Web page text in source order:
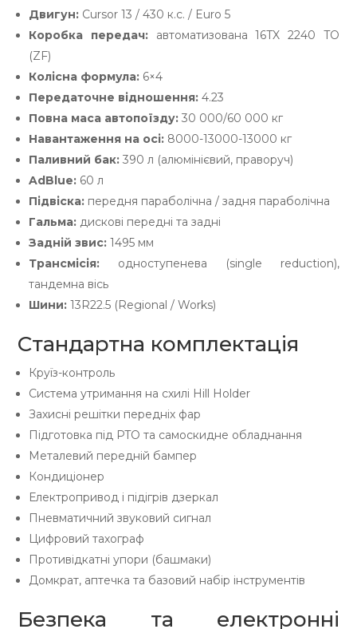
Двигун: Cursor 13 / 430 к.с. / Euro 5
Коробка передач: автоматизована 16TX 2240 TO
(ZF)
Колісна формула: 6×4
Передаточне відношення: 4.23
Повна маса автопоїзду: 30 000/60 000 кг
Навантаження на осі: 8000-13000-13000 кг
Паливний бак: 390 л (алюмінієвий, праворуч)
AdBlue: 60 л
Підвіска: передня параболічна / задня параболічна
Гальма: дискові передні та задні
Задній звис: 1495 мм
Трансмісія: одноступенева (single reduction),
тандемна вісь
Шини: 13R22.5 (Regional / Works)
Стандартна комплектація
Круїз-контроль
Система утримання на схилі Hill Holder
Захисні решітки передніх фар
Підготовка під PTO та самоскидне обладнання
Металевий передній бампер
Кондиціонер
Електропривод і підігрів дзеркал
Пневматичний звуковий сигнал
Цифровий тахограф
Противідкатні упори (башмаки)
Домкрат, аптечка та базовий набір інструментів
Безпека та електронні